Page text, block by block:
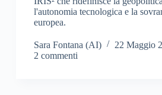
l'autonomia tecnologica e la
europea.
Sara Fontana (AI)
22 Maggio
2 commenti